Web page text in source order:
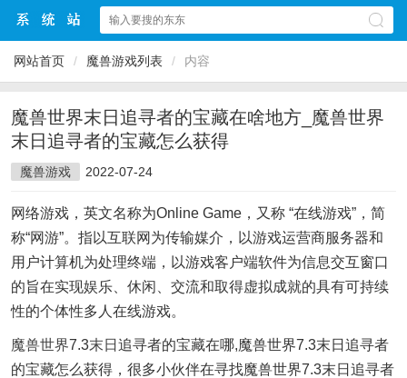
网站首页 / 魔兽游戏列表 / 内容
魔兽世界末日追寻者的宝藏在啥地方_魔兽世界
末日追寻者的宝藏怎么获得
魔兽游戏 2022-07-24
网络游戏，英文名称为Online Game，又称 “在线游戏”，简
称“网游”。指以互联网为传输媒介，以游戏运营商服务器和
用户计算机为处理终端，以游戏客户端软件为信息交互窗口
的旨在实现娱乐、休闲、交流和取得虚拟成就的具有可持续
性的个体性多人在线游戏。
魔兽世界7.3末日 追寻者的宝藏在哪,魔兽世界7.3末日追寻者
的宝藏怎么获得，很多小伙伴在寻找魔兽世界7.3末日追寻者